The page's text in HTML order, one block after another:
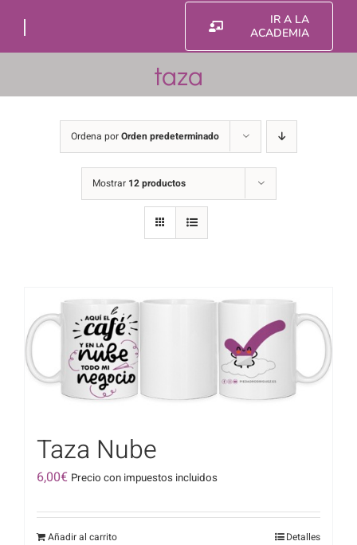
contenido
IR A LA
ACADEMIA
taza
Ordena porOrden predeterminado
Mostrar 12 productos
Taza Nube
6,00€ Precio con impuestos incluidos
Añadir al carrito Detalles